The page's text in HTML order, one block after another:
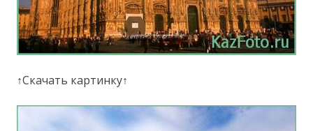
↑Скачать картинку↑